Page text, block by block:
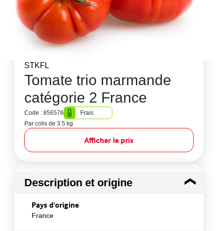
STKFL
Tomate trio marmande
catégorie 2 France
Code : 856576
Frais
Par colis de 3.5 kg
Afficher le prix
Description et origine
Pays d'origine
France